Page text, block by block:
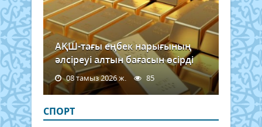
АҚШ-тағы еңбек нарығының
әлсіреуі алтын бағасын өсірді
08 тамыз 2026 ж. 85
СПОРТ